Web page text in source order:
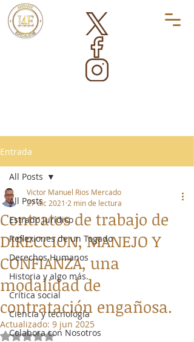
Entrada
All Posts
Estrado Jurídico
Reflexiones de un Togado
Derechos Humanos
Historia y algo más.
Crítica social
Ciencia y tecnología
Colabora con Nosotros
All Posts
Contratos de trabajo de
DIRECCION, MANEJO Y
CONFIANZA, una
modalidad de
contratación engañosa.
Victor Manuel Rios Mercado
27 dic 2021 2 min de lectura
Actualizado: 9 jun 2025
Obtuvo NaN de 5 estrellas.